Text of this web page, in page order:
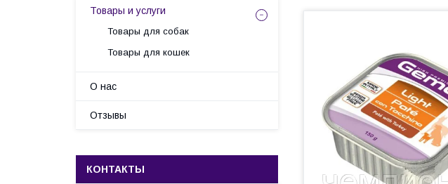
Товары и услуги
Товары для собак
Товары для кошек
О нас
Отзывы
КОНТАКТЫ